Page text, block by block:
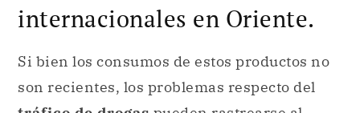
internacionales en Oriente.
Si bien los consumos de estos productos no
son recientes, los problemas respecto del